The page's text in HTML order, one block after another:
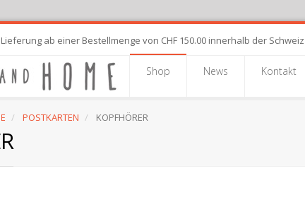
ab einer Bestellmenge von CHF 150.00 innerhalb der Schweiz
Shop News Kontakt
POSTKARTEN KOPFHÖRER